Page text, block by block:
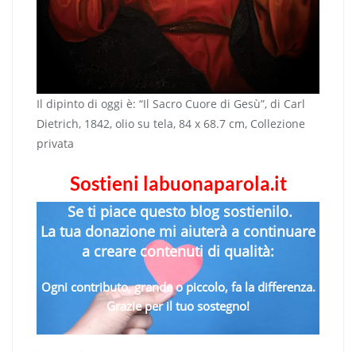
Il dipinto di oggi è: “Il Sacro Cuore di Gesù”, di Carl
Dietrich, 1842, olio su tela, 84 x 68.7 cm, Collezione
privata
Sostieni labuonaparola.it
Se ti piace questo blog sostienilo.
La tua donazione mi aiuterà a continuare
a creare contenuti di qualità:
Ogni contributo, grande o piccolo, fa la differenza.
Grazie per il tuo sostegno!